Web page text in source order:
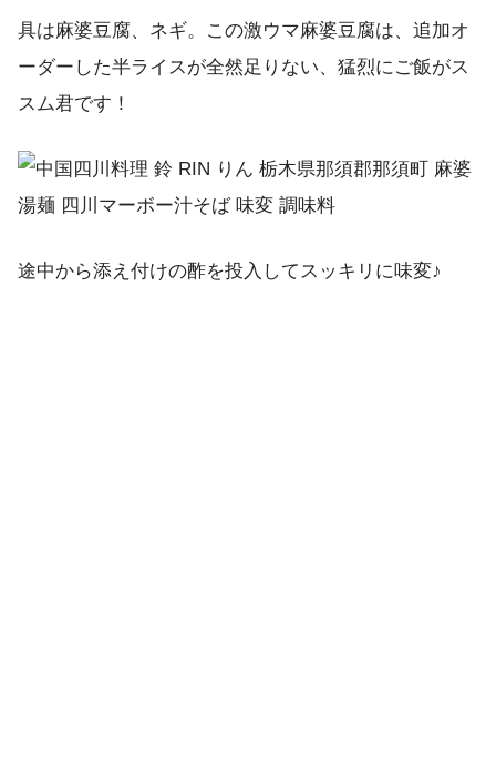
具は麻婆豆腐、ネギ。この激ウマ麻婆豆腐は、追加オ
ーダーした半ライスが全然足りない、猛烈にご飯がス
スム君です！
途中から添え付けの酢を投入してスッキリに味変♪